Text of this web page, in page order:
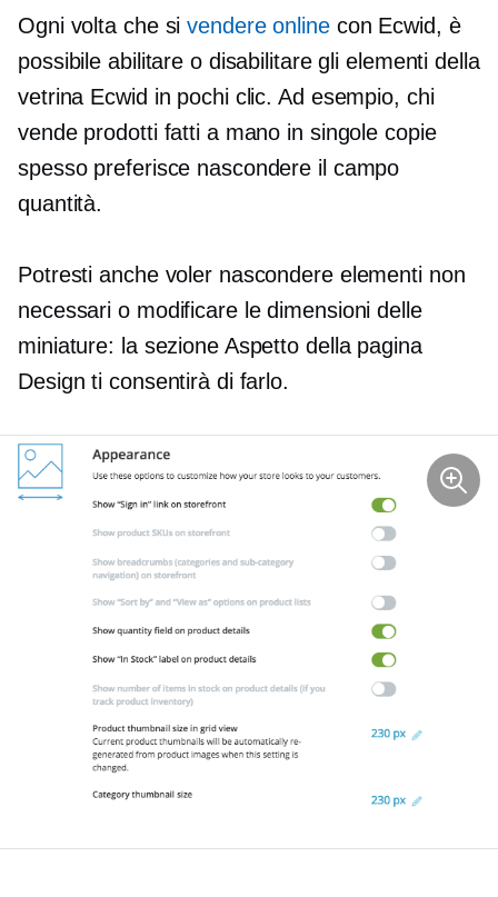
Ogni volta che sivendere onlinecon Ecwid, è
possibile abilitare o disabilitare gli elementi della
vetrina Ecwid in pochi clic. Ad esempio, chi
vende prodotti fatti a mano in singole copie
spesso preferisce nascondere il campo
quantità.
Potresti anche voler nascondere elementi non
necessari o modificare le dimensioni delle
miniature: la sezione Aspetto della pagina
Design ti consentirà di farlo.